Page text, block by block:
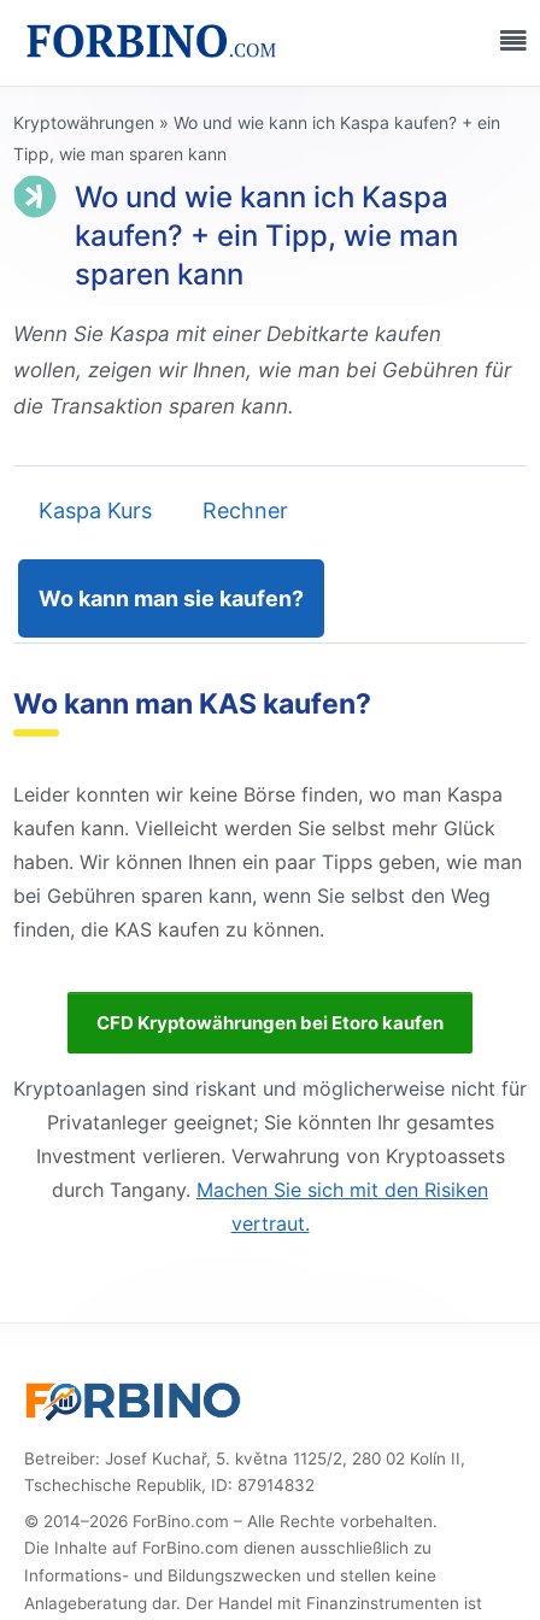
Kryptowährungen » Wo und wie kann ich Kaspa kaufen? + ein
Tipp, wie man sparen kann
Wo und wie kann ich Kaspa
kaufen? + ein Tipp, wie man
sparen kann
Wenn Sie Kaspa mit einer Debitkarte kaufen
wollen, zeigen wir Ihnen, wie man bei Gebühren für
die Transaktion sparen kann.
Kaspa Kurs Rechner
Wo kann man sie kaufen?
Wo kann man KAS kaufen?
Leider konnten wir keine Börse finden, wo man Kaspa
kaufen kann. Vielleicht werden Sie selbst mehr Glück
haben. Wir können Ihnen ein paar Tipps geben, wie man
bei Gebühren sparen kann, wenn Sie selbst den Weg
finden, die KAS kaufen zu können.
CFD Kryptowährungen bei Etoro kaufen
Kryptoanlagen sind riskant und möglicherweise nicht für
Privatanleger geeignet; Sie könnten Ihr gesamtes
Investment verlieren. Verwahrung von Kryptoassets
durch Tangany. Machen Sie sich mit den Risiken
vertraut.
Betreiber: Josef Kuchař, 5. května 1125/2, 280 02 Kolín II,
Tschechische Republik, ID: 87914832
© 2014–2026 ForBino.com – Alle Rechte vorbehalten.
Die Inhalte auf ForBino.com dienen ausschließlich zu
Informations- und Bildungszwecken und stellen keine
Anlageberatung dar. Der Handel mit Finanzinstrumenten ist